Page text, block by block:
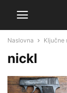
Naslovna Ključne
nickl